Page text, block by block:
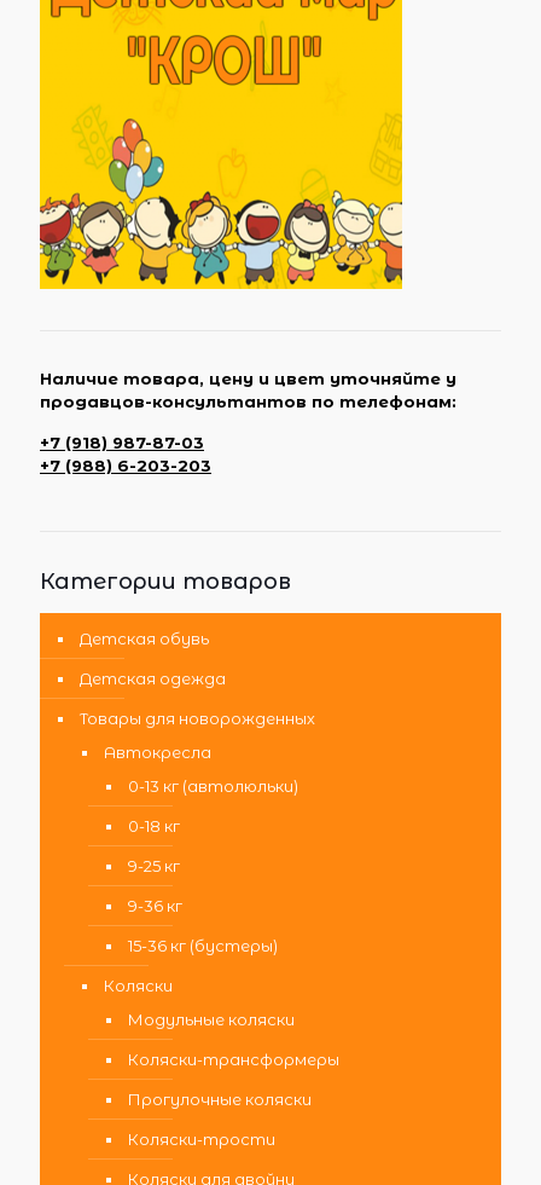
Наличие товара, цену и цвет уточняйте у
продавцов-консультантов по телефонам:
+7 (918) 987-87-03
+7 (988) 6-203-203
Категории товаров
Детская обувь
Детская одежда
Товары для новорожденных
Автокресла
0-13 кг (автолюльки)
0-18 кг
9-25 кг
9-36 кг
15-36 кг (бустеры)
Коляски
Модульные коляски
Коляски-трансформеры
Прогулочные коляски
Коляски-трости
Коляски для двойни